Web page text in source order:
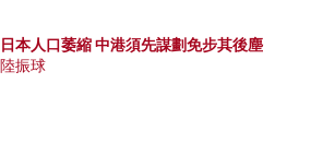
日本人口萎縮 中港須先謀劃免步其後塵
陸振球